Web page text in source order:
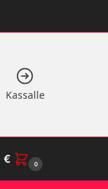
Kassalle
€ 0